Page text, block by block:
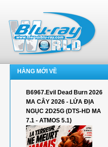
HÀNG MỚI VỀ
B6967.Evil Dead Burn 2026
MA CÂY 2026 - LỬA ĐỊA
NGỤC 2D25G (DTS-HD MA
7.1 - ATMOS 5.1)